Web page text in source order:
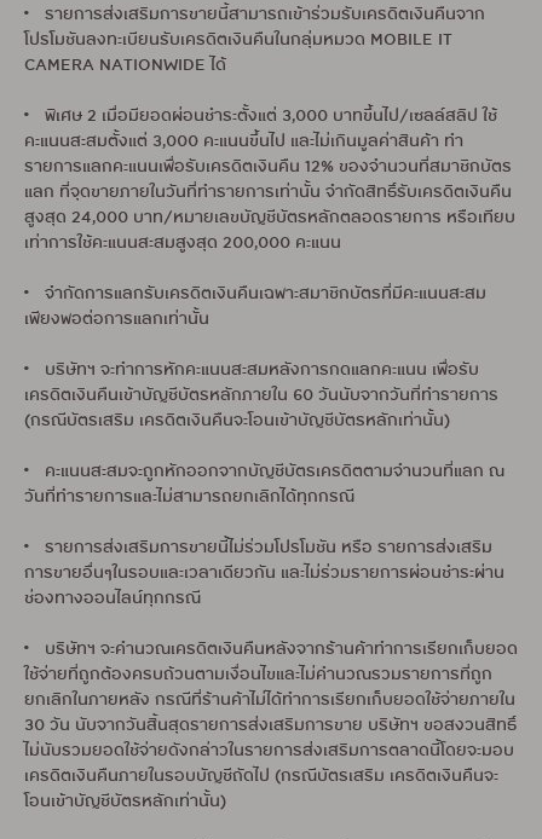
• รายการส่งเสริมการขายนี้สามารถเข้าร่วมรับเครดิตเงินคืนจาก
โปรโมชันลงทะเบียนรับเครดิตเงินคืนในกลุ่มหมวด MOBILE IT
CAMERA NATIONWIDE ได้
• พิเศษ 2 เมื่อมียอดผ่อนชำระตั้งแต่ 3,000 บาทขึ้นไป/เซลล์สลิป ใช้
คะแนนสะสมตั้งแต่ 3,000 คะแนนขึ้นไป และไม่เกินมูลค่าสินค้า ทำ
รายการแลกคะแนนเพื่อรับเครดิตเงินคืน 12% ของจำนวนที่สมาชิกบัตร
แลก ที่จุดขายภายในวันที่ทำรายการเท่านั้น จำกัดสิทธิ์รับเครดิตเงินคืน
สูงสุด 24,000 บาท/หมายเลขบัญชีบัตรหลักตลอดรายการ หรือเทียบ
เท่าการใช้คะแนนสะสมสูงสุด 200,000 คะแนน
• จำกัดการแลกรับเครดิตเงินคืนเฉพาะสมาชิกบัตรที่มีคะแนนสะสม
เพียงพอต่อการแลกเท่านั้น
• บริษัทฯ จะทำการหักคะแนนสะสมหลังการกดแลกคะแนน เพื่อรับ
เครดิตเงินคืนเข้าบัญชีบัตรหลักภายใน 60 วันนับจากวันที่ทำรายการ
(กรณีบัตรเสริม เครดิตเงินคืนจะโอนเข้าบัญชีบัตรหลักเท่านั้น)
• คะแนนสะสมจะถูกหักออกจากบัญชีบัตรเครดิตตามจำนวนที่แลก ณ
วันที่ทำรายการและไม่สามารถยกเลิกได้ทุกกรณี
• รายการส่งเสริมการขายนี้ไม่ร่วมโปรโมชัน หรือ รายการส่งเสริม
การขายอื่นๆในรอบและเวลาเดียวกัน และไม่ร่วมรายการผ่อนชำระผ่าน
ช่องทางออนไลน์ทุกกรณี
• บริษัทฯ จะคำนวณเครดิตเงินคืนหลังจากร้านค้าทำการเรียกเก็บยอด
ใช้จ่ายที่ถูกต้องครบถ้วนตามเงื่อนไขและไม่คำนวณรวมรายการที่ถูก
ยกเลิกในภายหลัง กรณีที่ร้านค้าไม่ได้ทำการเรียกเก็บยอดใช้จ่ายภายใน
30 วัน นับจากวันสิ้นสุดรายการส่งเสริมการขาย บริษัทฯ ขอสงวนสิทธิ์
ไม่นับรวมยอดใช้จ่ายดังกล่าวในรายการส่งเสริมการตลาดนี้โดยจะมอบ
เครดิตเงินคืนภายในรอบบัญชีถัดไป (กรณีบัตรเสริม เครดิตเงินคืนจะ
โอนเข้าบัญชีบัตรหลักเท่านั้น)